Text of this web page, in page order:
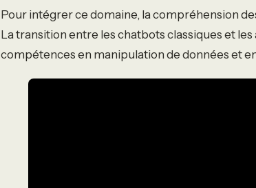
Pour intégrer ce domaine, la compréhension
La transition entre les chatbots classiques et les
compétences en manipulation de données et